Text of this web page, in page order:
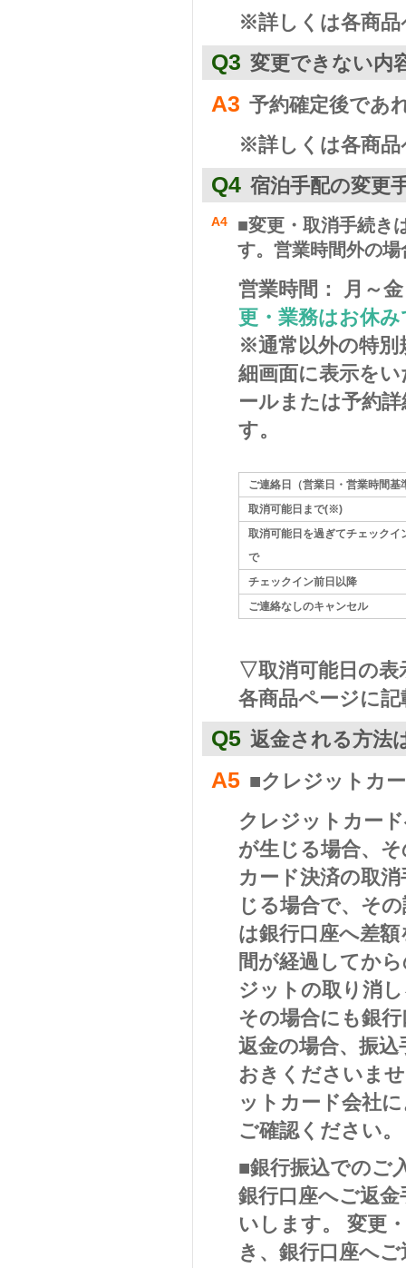
※詳しくは各商品
Q3 変更できない内
A3 予約確定後であ
※詳しくは各商品
Q4 宿泊手配の変更
A4
■変更・取消手続き
す。営業時間外の
営業時間：
月～
更・業務はお休
※通常以外の特別
細画面に表示を
ールまたは予約
す。
ご連絡日（営業日・営業時間基
取消可能日まで(※)
取消可能日を過ぎてチェックイ
で
チェックイン前日以降
ご連絡なしのキャンセル
▽取消可能日の表
各商品ページに記
Q5 返金される方法
A5 ■クレジットカ
クレジットカー
が生じる場合、
カード決済の取
じる場合で、そ
は銀行口座へ差
間が経過してか
ジットの取り消
その場合にも銀
返金の場合、振
おきくださいま
ットカード会社
ご確認ください。
■銀行振込でのご
銀行口座へご返
いします。 変更
き、銀行口座へ